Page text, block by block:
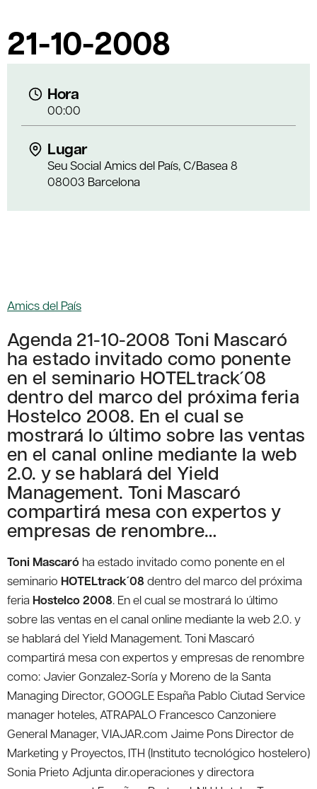
21-10-2008
Hora
00:00
Lugar
Seu Social Amics del País, C/Basea 8
08003 Barcelona
Amics del País
Agenda 21-10-2008 Toni Mascaró
ha estado invitado como ponente
en el seminario HOTELtrack´08
dentro del marco del próxima feria
Hostelco 2008. En el cual se
mostrará lo último sobre las ventas
en el canal online mediante la web
2.0. y se hablará del Yield
Management. Toni Mascaró
compartirá mesa con expertos y
empresas de renombre…
Toni Mascaró ha estado invitado como ponente en el
seminario HOTELtrack´08dentro del marco del próxima
feria Hostelco 2008. En el cual se mostrará lo último
sobre las ventas en el canal online mediante la web 2.0. y
se hablará del Yield Management. Toni Mascaró
compartirá mesa con expertos y empresas de renombre
como: Javier Gonzalez-Soría y Moreno de la Santa
Managing Director, GOOGLE España Pablo Ciutad Service
manager hoteles, ATRAPALO Francesco Canzoniere
General Manager, VIAJAR.com Jaime Pons Director de
Marketing y Proyectos, ITH (Instituto tecnológico hostelero)
Sonia Prieto Adjunta dir.operaciones y directora